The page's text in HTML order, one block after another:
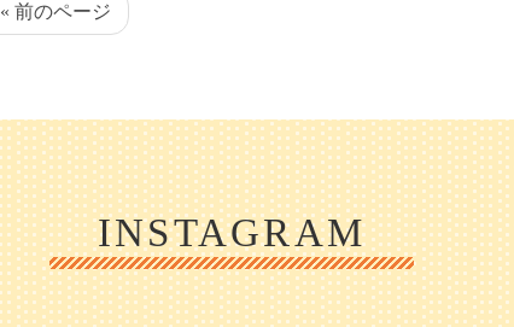
« 前のページ
INSTAGRAM